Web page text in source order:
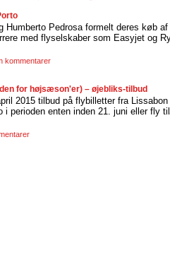
Humberto Pedrosa formelt deres køb
med flyselskaber som Easyjet og
kommentarer
for højsæson'er) – øjebliks-tilbud
2015 tilbud på flybilletter fra
perioden enten inden 21. juni eller fly